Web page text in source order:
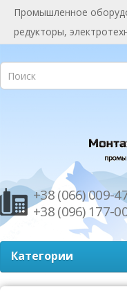
Промышленное
редукторы,
+38 (066) 009-
+38 (096) 177-
Категории